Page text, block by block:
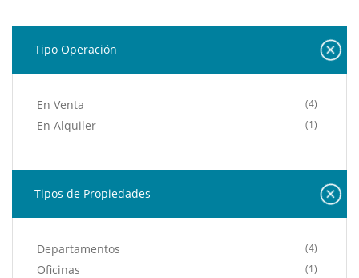
Tipo Operación
En Venta (4)
En Alquiler (1)
Tipos de Propiedades
Departamentos (4)
Oficinas (1)